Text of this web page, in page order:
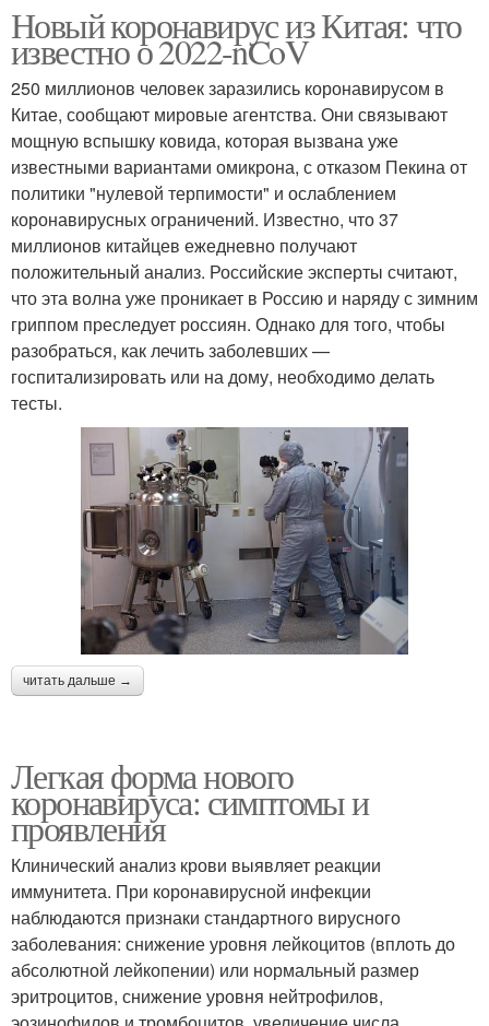
Новый коронавирус из Китая: что
известно о 2022-nCoV
250 миллионов человек заразились коронавирусом в
Китае, сообщают мировые агентства. Они связывают
мощную вспышку ковида, которая вызвана уже
известными вариантами омикрона, с отказом Пекина от
политики "нулевой терпимости" и ослаблением
коронавирусных ограничений. Известно, что 37
миллионов китайцев ежедневно получают
положительный анализ. Российские эксперты считают,
что эта волна уже проникает в Россию и наряду с зимним
гриппом преследует россиян. Однако для того, чтобы
разобраться, как лечить заболевших —
госпитализировать или на дому, необходимо делать
тесты.
читать дальше →
Легкая форма нового
коронавируса: симптомы и
проявления
Клинический анализ крови выявляет реакции
иммунитета. При коронавирусной инфекции
наблюдаются признаки стандартного вирусного
заболевания: снижение уровня лейкоцитов (вплоть до
абсолютной лейкопении) или нормальный размер
эритроцитов, снижение уровня нейтрофилов,